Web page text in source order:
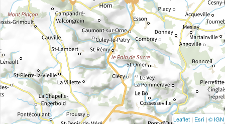
Leaflet | Esri | © IGN